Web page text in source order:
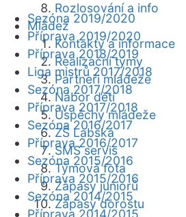
Rozlosování a info
Mládež
Kontakty a informace
Realizační týmy
Partneři mládeže
Nábor dětí
Úspěchy mládeže
ZŠ Labská
SMS servis
Týmová fota
Zápasy juniorů
Zápasy dorostu
Sezóna 2019/2020
Příprava 2019/2020
Příprava 2018/2019
Liga mistrů 2017/2018
Sezóna 2017/2018
Příprava 2017/2018
Sezóna 2016/2017
Příprava 2016/2017
Sezóna 2015/2016
Příprava 2015/2016
Sezóna 2014/2015
Příprava 2014/2015